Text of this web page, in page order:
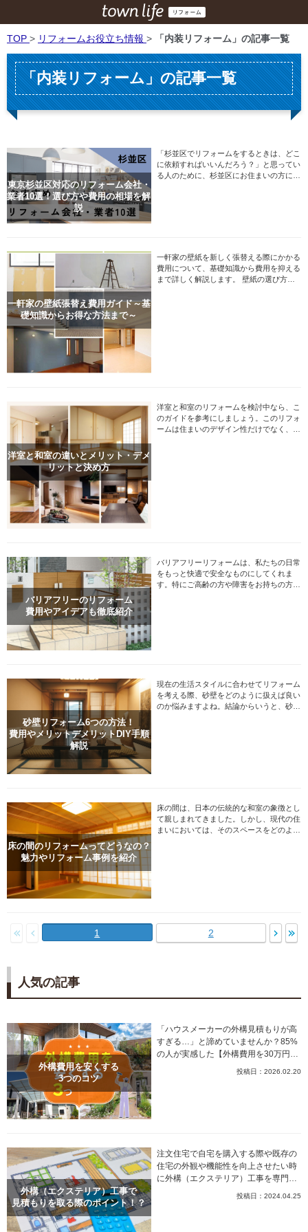
TOP > リフォームお役立ち情報 > 「内装リフォーム」の記事一覧
「内装リフォーム」の記事一覧
東京杉並区対応のリフォーム会社・
業者10選！選び方や費用の相場を解
説
「杉並区でリフォームをするときは、どこ
に依頼すればいいんだろう？」と思ってい
る人のために、杉並区にお住まいの方にお
一軒家の壁紙張替え費用ガイド～基
礎知識からお得な方法まで～
一軒家の壁紙を新しく張替える際にかかる
費用について、基礎知識から費用を抑える
まで詳しく解説します。 壁紙の選び方や
洋室と和室の違いとメリット・デメ
リットと決め方
洋室と和室のリフォームを検討中なら、こ
のガイドを参考にしましょう。このリフォ
ームは住まいのデザイン性だけでなく、機
バリアフリーのリフォーム
費用やアイデアも徹底紹介
バリアフリーリフォームは、私たちの日常
をもっと快適で安全なものにしてくれま
す。特にご高齢の方や障害をお持ちの方に
砂壁リフォーム6つの方法！
費用やメリットデメリットDIY手順
解説
現在の生活スタイルに合わせてリフォーム
を考える際、砂壁をどのように扱えば良い
のか悩みますよね。結論からいうと、砂壁
床の間のリフォームってどうなの？
魅力やリフォーム事例を紹介
床の間は、日本の伝統的な和室の象徴とし
て親しまれてきました。しかし、現代の住
まいにおいては、そのスペースをどのよう
1 2
人気の記事
外構費用を安くする
3つのコツ
「ハウスメーカーの外構見積もりが高
すぎる…」と諦めていませんか？85%
の人が実感した【外構費用を30万円以
投稿日：2026.02.20
外構（エクステリア）工事で
見積もりを取る際のポイント！？
注文住宅で自宅を購入する際や既存の
住宅の外観や機能性を向上させたい時
に外構（エクステリア）工事を専門と
カーへの依頼をお考えではないでしょ
投稿日：2024.04.25